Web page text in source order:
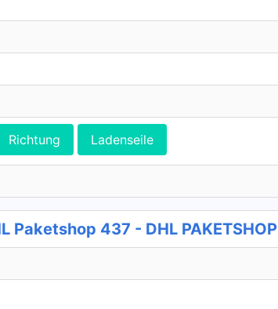
Richtung Ladenseile
Paketshop 437 - DHL PAKETSHOP